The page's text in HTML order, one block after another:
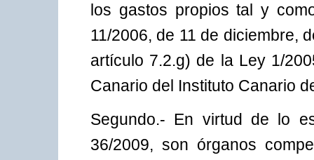
los gastos propios tal y
11/2006, de 11 de diciembre,
artículo 7.2.g) de la Ley 1/
Canario del Instituto Canario
Segundo.- En virtud de lo
36/2009, son órganos